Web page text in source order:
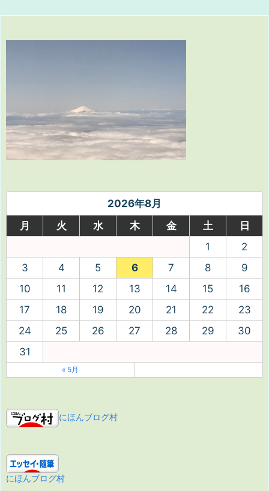
2026年8月
月
火 水 木 金 土
日
1
2
3
4 5 6 7 8
9
10
11 12 13 14 15
16
17
18 19 20 21 22
23
24
25 26 27 28 29
30
31
« 5月
にほんブログ村
にほんブログ村